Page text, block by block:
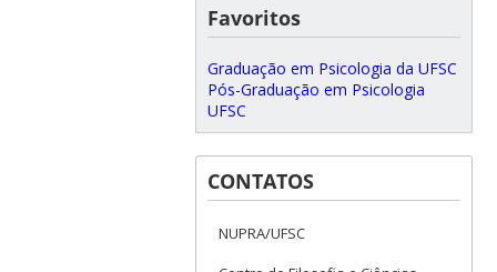
Favoritos
Graduação em Psicologia da UFSC
Pós-Graduação em Psicologia
UFSC
CONTATOS
NUPRA/UFSC